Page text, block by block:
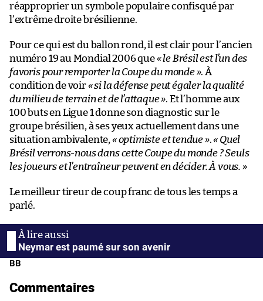
réapproprier un symbole populaire confisqué par
l’extrême droite brésilienne.
Pour ce qui est du ballon rond, il est clair pour l’ancien
numéro 19 au Mondial 2006 que« le Brésil est l’un des
favoris pour remporter la Coupe du monde ». À
condition de voir« si la défense peut égaler la qualité
du milieu de terrain et de l’attaque ». Et l’homme aux
100 buts en Ligue 1 donne son diagnostic sur le
groupe brésilien, à ses yeux actuellement dans une
situation ambivalente, « optimiste et tendue ».« Quel
Brésil verrons-nous dans cette Coupe du monde ? Seuls
les joueurs et l’entraîneur peuvent en décider. À vous. »
Le meilleur tireur de coup franc de tous les temps a
parlé.
Neymar est paumé sur son avenir
BB
Commentaires